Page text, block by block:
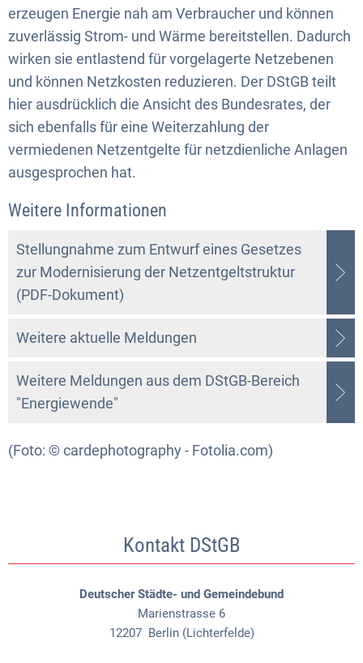
erzeugen Energie nah am Verbraucher und können
zuverlässig Strom- und Wärme bereitstellen. Dadurch
wirken sie entlastend für vorgelagerte Netzebenen
und können Netzkosten reduzieren. Der DStGB teilt
hier ausdrücklich die Ansicht des Bundesrates, der
sich ebenfalls für eine Weiterzahlung der
vermiedenen Netzentgelte für netzdienliche Anlagen
ausgesprochen hat.
Weitere Informationen
Stellungnahme zum Entwurf eines Gesetzes
zur Modernisierung der Netzentgeltstruktur
(PDF-Dokument)
Weitere aktuelle Meldungen
Weitere Meldungen aus dem DStGB-Bereich
"Energiewende"
(Foto: © cardephotography - Fotolia.com)
Kontakt DStGB
Deutscher Städte- und Gemeindebund
Marienstrasse 6
12207 Berlin (Lichterfelde)